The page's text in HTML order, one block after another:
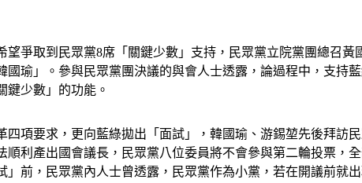
爭取到民眾黨8席「關鍵少數」支持，民眾黨立院黨團總召
瑜」。參與民眾黨團決議的與會人士透露，論過程中，支持
鍵少數」的功能。
項要求，更向藍綠拋出「面試」，韓國瑜、游錫堃先後拜訪
利產出國會議長，民眾黨八位委員將不會參與第二輪投票，
前，民眾黨內人士曾透露，民眾黨作為小黨，若在開議前就